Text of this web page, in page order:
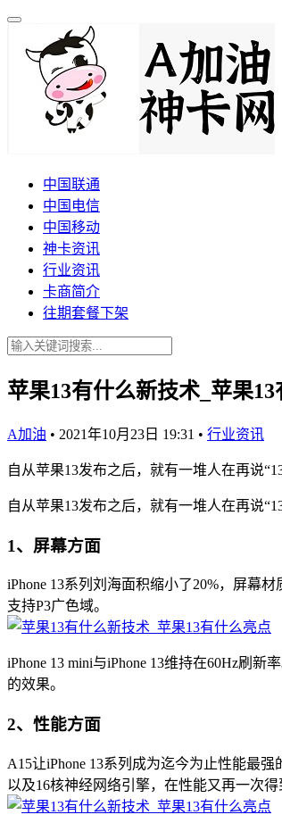
中国联通
中国电信
中国移动
神卡资讯
行业资讯
卡商简介
往期套餐下架
苹果13有什么新技术_苹果
A加油 • 2021年10月23日 19:31 • 行业资讯
自从苹果13发布之后，就有一堆人在再说
自从苹果13发布之后，就有一堆人在再说
1、屏幕方面
iPhone 13系列刘海面积缩小了20%，屏幕
支持P3广色域。
iPhone 13 mini与iPhone 13维持在60Hz刷
的效果。
2、性能方面
A15让iPhone 13系列成为迄今为止性能最
以及16核神经网络引擎，在性能又再一次